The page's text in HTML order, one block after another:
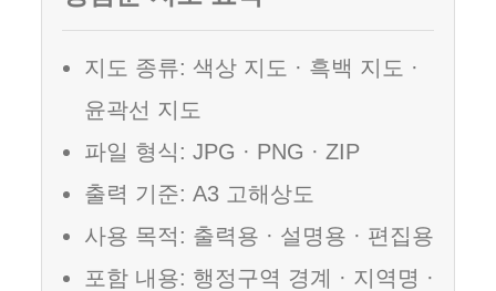
지도 종류: 색상 지도 · 흑백 지도 ·
윤곽선 지도
파일 형식: JPG · PNG · ZIP
출력 기준: A3 고해상도
사용 목적: 출력용 · 설명용 · 편집용
포함 내용: 행정구역 경계 · 지역명 ·